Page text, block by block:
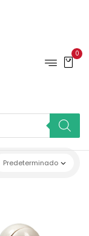
0
Predeterminado